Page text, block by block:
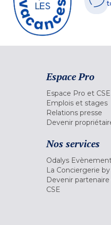
Espace Pro
Espace Pro et CSE
Emplois et stages
Relations presse
Devenir
Nos services
Odalys
La Conciergerie
Devenir
CSE